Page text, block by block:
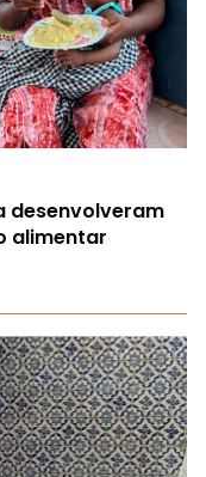
desenvolveram
alimentar